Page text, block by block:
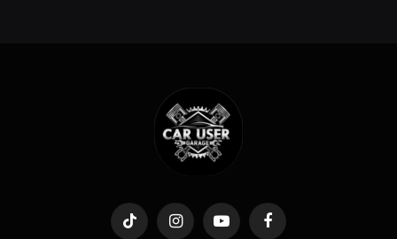
Facebook
YouTube
Instagram
TikTok